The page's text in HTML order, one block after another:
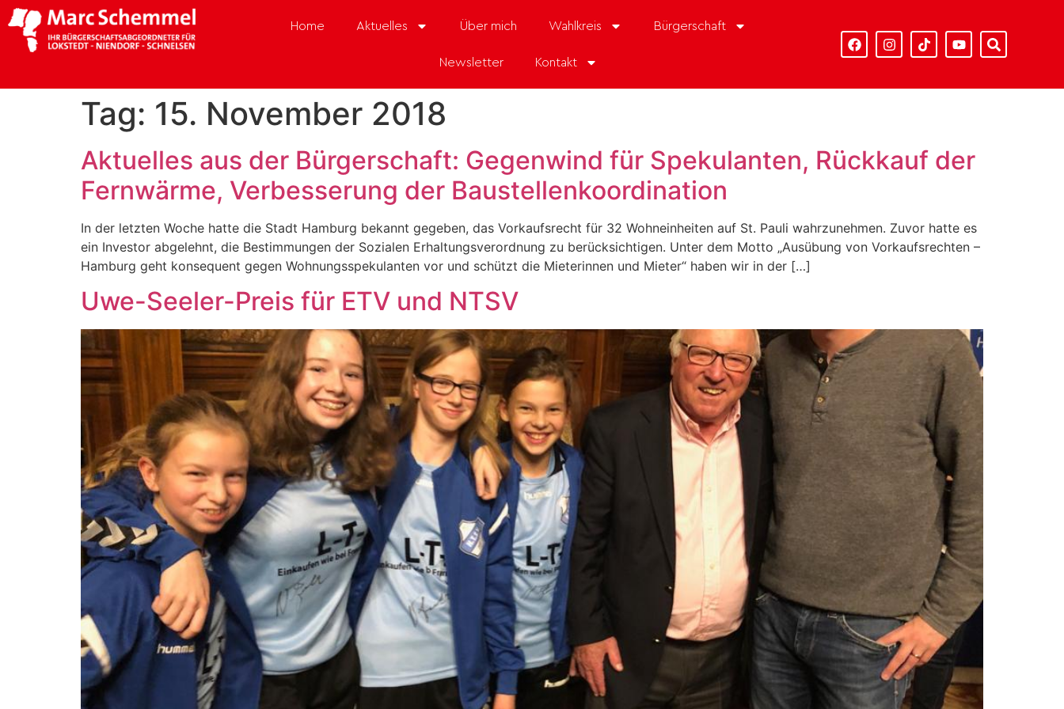
Home Aktuelles Über mich Wahlkreis Bürgerschaft
Newsletter Kontakt
Tag: 15. November 2018
Aktuelles aus der Bürgerschaft: Gegenwind für Spekulanten, Rückkauf der
Fernwärme, Verbesserung der Baustellenkoordination
In der letzten Woche hatte die Stadt Hamburg bekannt gegeben, das Vorkaufsrecht für 32 Wohneinheiten auf St. Pauli wahrzunehmen. Zuvor hatte es
ein Investor abgelehnt, die Bestimmungen der Sozialen Erhaltungsverordnung zu berücksichtigen. Unter dem Motto „Ausübung von Vorkaufsrechten –
Hamburg geht konsequent gegen Wohnungsspekulanten vor und schützt die Mieterinnen und Mieter“ haben wir in der […]
Uwe-Seeler-Preis für ETV und NTSV